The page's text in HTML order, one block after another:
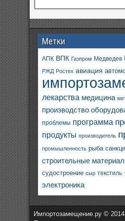
Метки
АПК ВПК Газпром Медведев
РЖД Ростех авиация
лекарства медицина
производство
проблемы программа
продукты производитель
промышленность рыба
строительные
судостроение сыр текстиль
электроника
Импортозамещение.ру ©